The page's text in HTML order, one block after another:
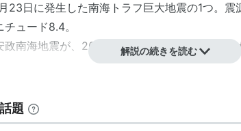
23日に発生した南海トラフ巨大地震の1つ。
ュード8.4。
政南海地震が、26日には豊予海峡地震が発生し
解説の続きを読む
題